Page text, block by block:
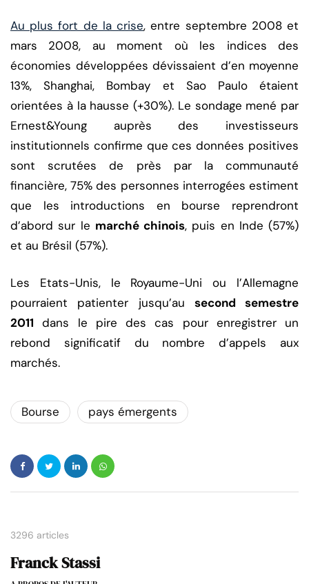
Au plus fort de la crise, entre septembre 2008 et
mars 2008, au moment où les indices des
économies développées dévissaient d’en moyenne
13%, Shanghai, Bombay et Sao Paulo étaient
orientées à la hausse (+30%). Le sondage mené par
Ernest&Young auprès des investisseurs
institutionnels confirme que ces données positives
sont scrutées de près par la communauté
financière, 75% des personnes interrogées estiment
que les introductions en bourse reprendront
d’abord sur le marché chinois, puis en Inde (57%)
et au Brésil (57%).
Les Etats-Unis, le Royaume-Uni ou l’Allemagne
pourraient patienter jusqu’au second semestre
2011 dans le pire des cas pour enregistrer un
rebond significatif du nombre d’appels aux
marchés.
Bourse pays émergents
3296 articles
Franck Stassi